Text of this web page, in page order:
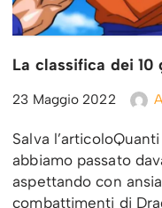
La classifica dei
23 Maggio 2022
Salva
abbiamo passato
aspettando con
combattimenti di